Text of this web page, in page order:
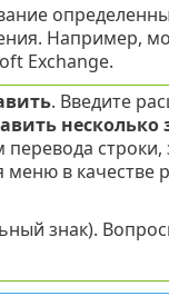
Например,
Exchange.
. Введите
несколько
строки,
в качестве
знак).